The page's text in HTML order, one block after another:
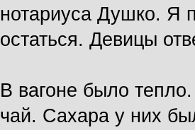
нотариуса Душко. Я
остаться. Девицы
В вагоне было
чай. Сахара у них